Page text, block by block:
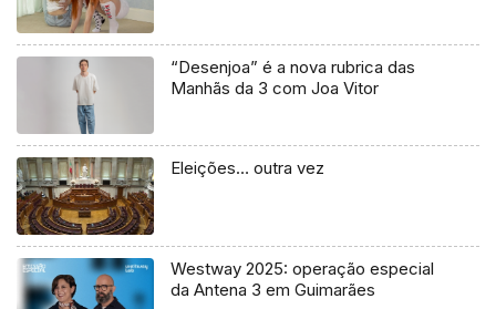
“Desenjoa” é a nova rubrica das
Manhãs da 3 com Joa Vitor
Eleições… outra vez
Westway 2025: operação especial
da Antena 3 em Guimarães